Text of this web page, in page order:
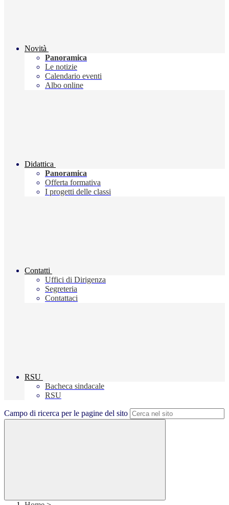
Novità
Panoramica
Le notizie
Calendario eventi
Albo online
Didattica
Panoramica
Offerta formativa
I progetti delle classi
Contatti
Uffici di Dirigenza
Segreteria
Contattaci
RSU
Bacheca sindacale
RSU
Campo di ricerca per le pagine del sito